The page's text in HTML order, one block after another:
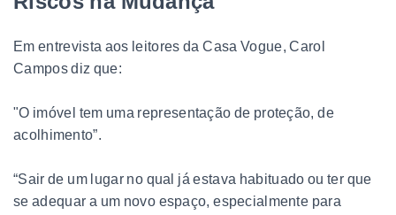
Em entrevista aos leitores da Casa Vogue, Carol
Campos diz que:
"O imóvel tem uma representação de proteção, de
acolhimento”.
“Sair de um lugar no qual já estava habituado ou ter que
se adequar a um novo espaço, especialmente para